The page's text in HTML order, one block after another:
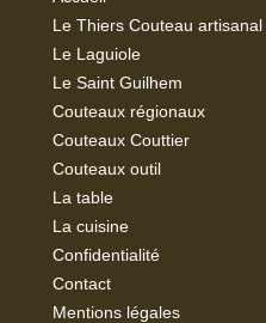
Le Thiers Couteau artisanal
Le Laguiole
Le Saint Guilhem
Couteaux régionaux
Couteaux Couttier
Couteaux outil
La table
La cuisine
Confidentialité
Contact
Mentions légales